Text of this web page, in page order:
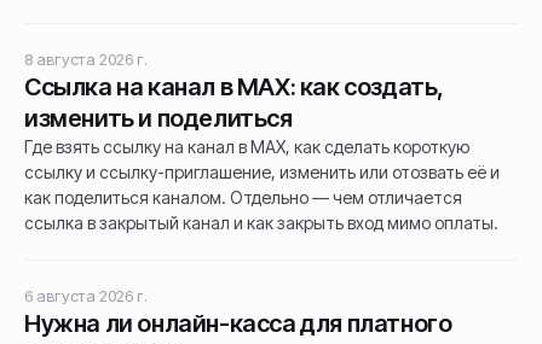
8 августа 2026 г.
Ссылка на канал в MAX: как создать,
изменить и поделиться
Где взять ссылку на канал в MAX, как сделать короткую
ссылку и ссылку-приглашение, изменить или отозвать её и
как поделиться каналом. Отдельно — чем отличается
ссылка в закрытый канал и как закрыть вход мимо оплаты.
6 августа 2026 г.
Нужна ли онлайн-касса для платного